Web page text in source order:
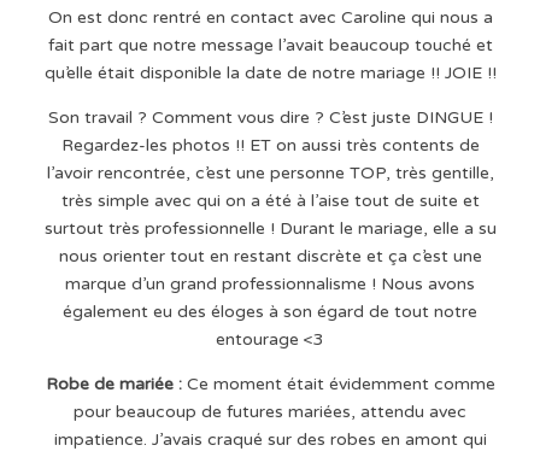
On est donc rentré en contact avec Caroline qui nous a
fait part que notre message l’avait beaucoup touché et
qu’elle était disponible la date de notre mariage !! JOIE !!
Son travail ? Comment vous dire ? C’est juste DINGUE !
Regardez-les photos !! ET on aussi très contents de
l’avoir rencontrée, c’est une personne TOP, très gentille,
très simple avec qui on a été à l’aise tout de suite et
surtout très professionnelle ! Durant le mariage, elle a su
nous orienter tout en restant discrète et ça c’est une
marque d’un grand professionnalisme ! Nous avons
également eu des éloges à son égard de tout notre
entourage <3
Robe de mariée : Ce moment était évidemment comme
pour beaucoup de futures mariées, attendu avec
impatience. J’avais craqué sur des robes en amont qui